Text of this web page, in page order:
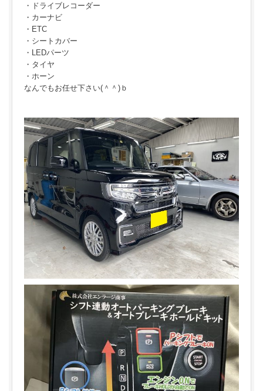
・ドライブレコーダー
・カーナビ
・ETC
・シートカバー
・LEDパーツ
・タイヤ
・ホーン
なんでもお任せ下さい(＾＾)ｂ